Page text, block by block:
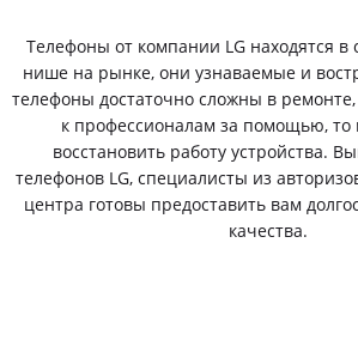
Телефоны от компании LG находятся в
нише на рынке, они узнаваемые и
телефоны достаточно сложны в
к профессионалам за помощью,
восстановить работу устройства.
телефонов LG, специалисты из
центра готовы предоставить вам
качества.